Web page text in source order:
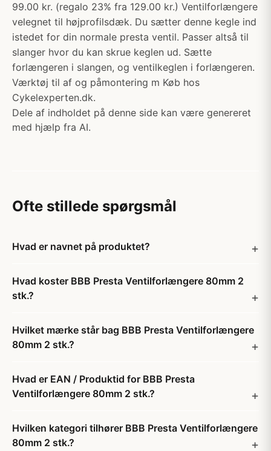
99.00 kr. (regalo 23% fra 129.00 kr.) Ventilforlængere
velegnet til højprofilsdæk. Du sætter denne kegle ind
istedet for din normale presta ventil. Passer altså til
slanger hvor du kan skrue keglen ud. Sætte
forlængeren i slangen, og ventilkeglen i forlængeren.
Værktøj til af og påmontering m Køb hos
Cykelexperten.dk.
Dele af indholdet på denne side kan være genereret
med hjælp fra AI.
Ofte stillede spørgsmål
Hvad er navnet på produktet?
Hvad koster BBB Presta Ventilforlængere 80mm 2
stk.?
Hvilket mærke står bag BBB Presta Ventilforlængere
80mm 2 stk.?
Hvad er EAN / Produktid for BBB Presta
Ventilforlængere 80mm 2 stk.?
Hvilken kategori tilhører BBB Presta Ventilforlængere
80mm 2 stk.?